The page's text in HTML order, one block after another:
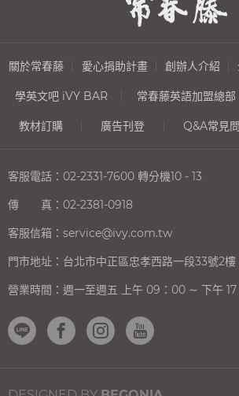
關於常春藤 愛心捐助計畫 創辦人介紹
學英文吧 iVY BAR 常春藤英語加盟總部
教材訂購 廣告刊登 Q&A常見
客服電話： 02-2331-7600 轉分機10 - 13
傳 真： 02-2381-0918
客服信箱： service@ivy.com.tw
門市地址： 台北市中正區忠孝西路一段33號2樓
營業時間： 週一至週五 上午 09：00 ∼ 下午